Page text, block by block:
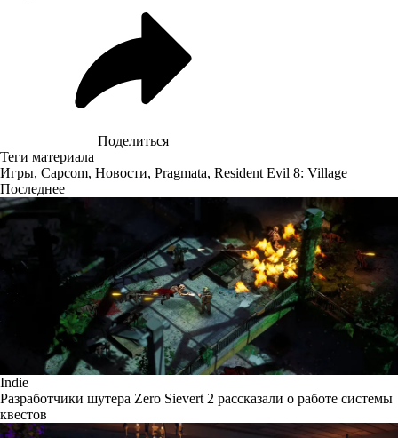
Поделиться
Теги материала
Игры, Capcom, Новости, Pragmata, Resident Evil 8: Village
Последнее
Indie
Разработчики шутера Zero Sievert 2 рассказали о работе системы
квестов